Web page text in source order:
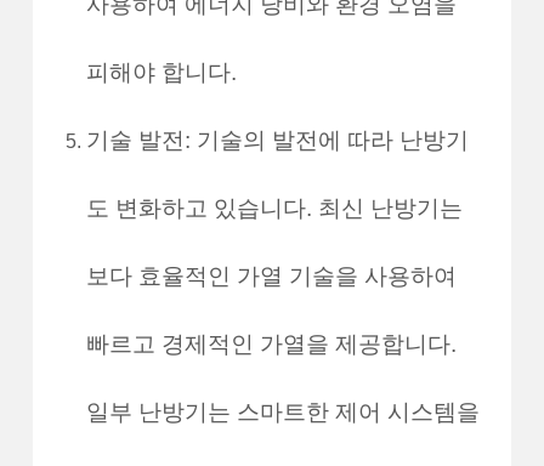
피해야 합니다.
기술 발전: 기술의 발전에 따라 난방기
도 변화하고 있습니다. 최신 난방기는
보다 효율적인 가열 기술을 사용하여
빠르고 경제적인 가열을 제공합니다.
일부 난방기는 스마트한 제어 시스템을